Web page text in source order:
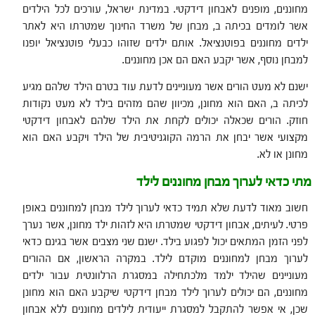
מחוננים, מופנים לאבחון דידקטי. במדינת ישראל, עורכים לכל הילדים
אשר לומדים בכיתה ב, מבחן של משרד החינוך שמטרתו היא לאתר
ילדים מחוננים בפוטנציאל. אותם ילדים שזוהו כבעלי פוטנציאל יופנו
למבחן נוסף, אשר יקבע האם הם אכן מחוננים.
ישנם לא מעט הורים אשר מעוניינים לדעת עוד בטרם הילד שלהם מגיע
לכיתה ב, האם הוא מחונן, מכיוון שהם מזהים בילד לא מעט נקודות
חוזק. הורים שכאלה יכולים לקחת את הילד שלהם לאבחון דידקטי
מקצועי אשר יבחן את הרמה הקוגניטיבית של הילד ויקבע האם הוא
מחונן או לא.
מתי כדאי לערוך מבחן מחוננים לילד
חשוב מאוד לדעת שלא תמיד כדאי לערוך לילד מבחן למחוננים באופן
פרטי. לעיתים, אבחון דידקטי שמטרתו היא לזהות ילד מחונן, אשר נערך
לפני הזמן המתאים יכול לפגוע בילד. ישנם שני מצבים אשר בגינם כדאי
לערוך מבחן למחוננים מוקדם לילד. במקרה הראשון, אם ההורים
מעוניינים שהילד ילמד מלכתחילה במסגרת הרלוונטית עבור ילדים
מחוננים, הם יכולים לערוך לילד מבחן דידקטי שיקבע האם הוא מחונן
שכן, אי אפשר להתקבל למסגרת ייעודית לילדים מחוננים ללא אבחון